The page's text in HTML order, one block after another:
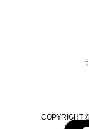
COPYRIGHT